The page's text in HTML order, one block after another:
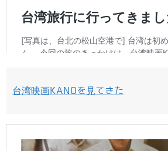
台湾映画KANOを見てきた